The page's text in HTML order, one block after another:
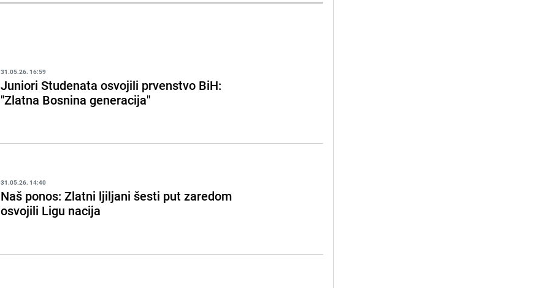
31.05.26. 16:59
Juniori Studenata osvojili prvenstvo BiH:
"Zlatna Bosnina generacija"
31.05.26. 14:40
Naš ponos: Zlatni ljiljani šesti put zaredom
osvojili Ligu nacija